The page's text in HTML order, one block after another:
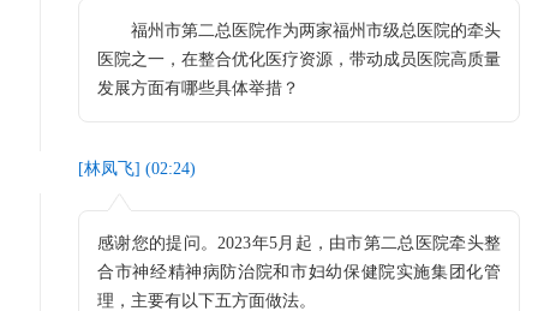
福州市第二总医院作为两家福州市级总医院的牵头
医院之一，在整合优化医疗资源，带动成员医院高质量
发展方面有哪些具体举措？
[林凤飞] (02:24)
感谢您的提问。2023年5月起，由市第二总医院牵头整
合市神经精神病防治院和市妇幼保健院实施集团化管
理，主要有以下五方面做法。